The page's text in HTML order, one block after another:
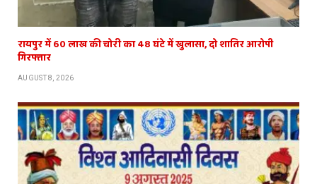
रायपुर में 60 लाख की चोरी का 48 घंटे में खुलासा, दो शातिर आरोपी
गिरफ्तार
AUGUST 8, 2026